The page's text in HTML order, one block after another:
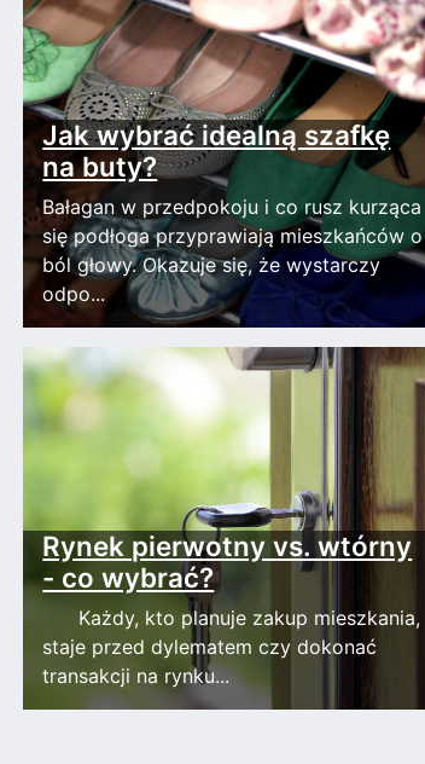
Jak wybrać idealną szafkę
na buty?
Bałagan w przedpokoju i co rusz kurząca
się podłoga przyprawiają mieszkańców o
ból głowy. Okazuje się, że wystarczy
odpo...
Rynek pierwotny vs. wtórny
- co wybrać?
Każdy, kto planuje zakup mieszkania,
staje przed dylematem czy dokonać
transakcji na rynku...